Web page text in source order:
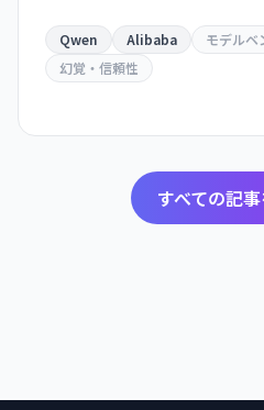
りのコスト効率も悪化し、
も。
Qwen Alibaba モデルベ
幻覚・信頼性
すべての記